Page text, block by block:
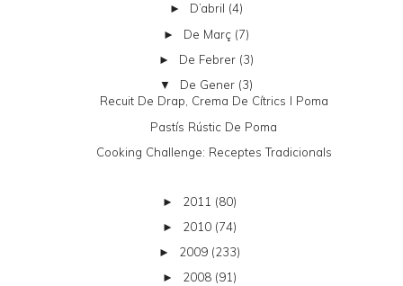
► D’abril (4)
► De Març (7)
► De Febrer (3)
▼ De Gener (3)
Recuit De Drap, Crema De Cítrics I Poma
Pastís Rústic De Poma
Cooking Challenge: Receptes Tradicionals
► 2011 (80)
► 2010 (74)
► 2009 (233)
► 2008 (91)